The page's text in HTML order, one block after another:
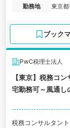
勤務地
東京
ブック
PwC税理士法人
【東京】税務コ
宅勤務可～風通し
税務コンサルタン